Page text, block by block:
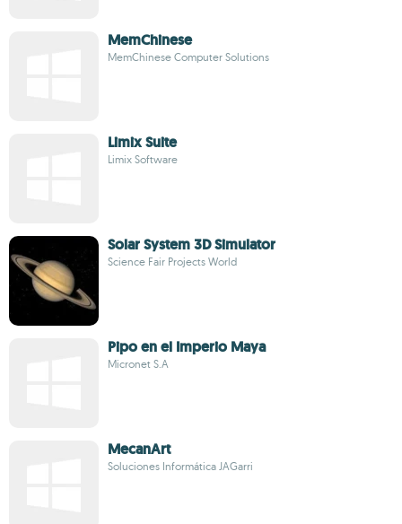
MemChinese
MemChinese Computer Solutions
Limix Suite
Limix Software
Solar System 3D Simulator
Science Fair Projects World
Pipo en el Imperio Maya
Micronet S.A
MecanArt
Soluciones Informática JAGarri